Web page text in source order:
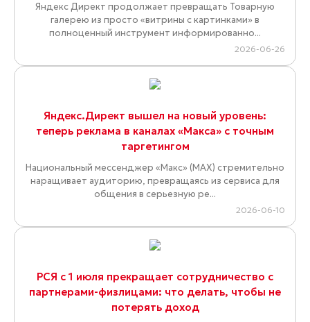
Яндекс Директ продолжает превращать Товарную
галерею из просто «витрины с картинками» в
полноценный инструмент информированно...
2026-06-26
Яндекс.Директ вышел на новый уровень:
теперь реклама в каналах «Макса» с точным
таргетингом
Национальный мессенджер «Макс» (MAX) стремительно
наращивает аудиторию, превращаясь из сервиса для
общения в серьезную ре...
2026-06-10
РСЯ с 1 июля прекращает сотрудничество с
партнерами-физлицами: что делать, чтобы не
потерять доход